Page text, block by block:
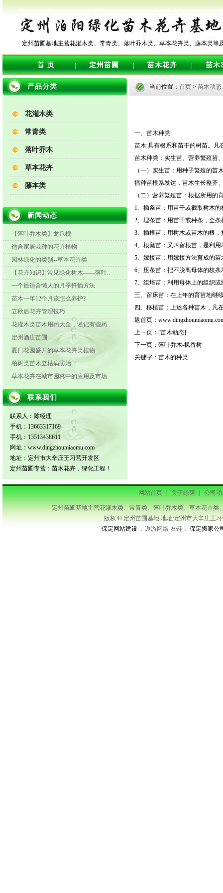
定州苗圃基地主营花灌木类、常青类、落叶乔木类、草本花卉类、藤本类等
首 页 | 定州苗圃 | 苗木花卉 | 苗木
产品分类
花灌木类
常青类
落叶乔木
草本花卉
藤本类
新闻动态
【落叶乔木类】龙爪槐
适合家居栽种的花卉植物
园林绿化的类别--草本花卉类
【花卉知识】常见绿化树木——落叶..
一个最适合懒人的月季扦插方法
苗木一年12个月该怎么养护?
立秋后花卉管理技巧
花灌木类苗木用药大全，谨记有些药..
定州酒庄苗圃
夏日花园盛开的草本花卉类植物
柏树类苗木立枯病防治
草本花卉在城市园林中的应用及市场..
联系我们
联系人：陈经理
手机：13663317169
手机：13513438611
网址：www.dingzhoumiaomu.com
地址：定州市大辛庄王习营开发区
定州苗圃专营：苗木花卉，绿化工程！
当前位置： 首页 > 苗木动态
一、苗木种类
苗木:具有根系和苗干的树苗。凡
苗木种类：实生苗、营养繁殖苗
（一）实生苗：用种子繁殖的
播种苗根系发达，苗木生长整齐
（二）营养繁殖苗：根据所用的
1、插条苗：用苗干或截取树木
2、埋条苗：用苗干或种条，全
3、插根苗：用树木或苗木的根
4、根蘖苗：又叫留根苗，是利
5、嫁接苗：用嫁接方法育成的苗
6、压条苗：把不脱离母体的枝
7、组培苗：利用母体上的组织
三、留床苗：在上年的育苗地继
四、移植苗：上述各种苗木，凡
返首页：
上一页： [苗木动态]
下一页： 落叶乔木-枫香树
关键字： 苗木的种类
网站首页 | 关于绿荫 | 公司
定州苗圃基地主营花灌木类、常青类、落叶乔木类、草本花卉类
版权 © 定州苗圃基地 地址:定州市大辛庄王
保定网站建设 ：遨游网络 友链：保定搬家公